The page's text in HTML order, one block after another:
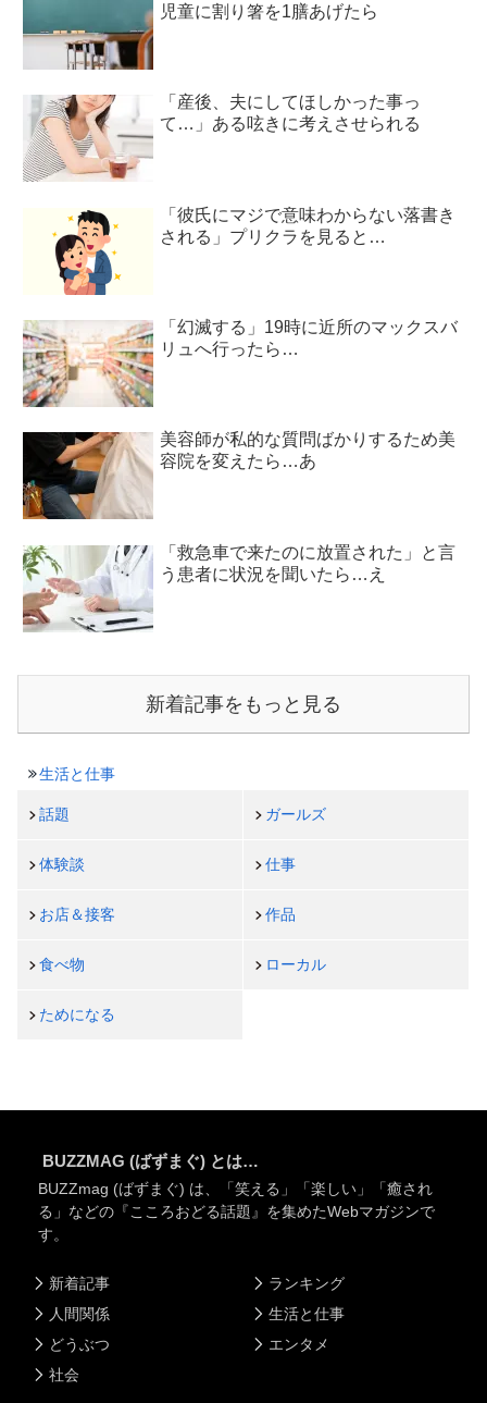
児童に割り箸を1膳あげたら
「産後、夫にしてほしかった事っ
て…」ある呟きに考えさせられる
「彼氏にマジで意味わからない落書き
される」プリクラを見ると…
「幻滅する」19時に近所のマックスバ
リュへ行ったら…
美容師が私的な質問ばかりするため美
容院を変えたら…あ
「救急車で来たのに放置された」と言
う患者に状況を聞いたら…え
新着記事をもっと見る
生活と仕事
話題 ガールズ
体験談 仕事
お店＆接客 作品
食べ物 ローカル
ためになる
BUZZMAG (ばずまぐ) とは…
BUZZmag (ばずまぐ) は、「笑える」「楽しい」「癒され
る」などの『こころおどる話題』を集めたWebマガジンで
す。
新着記事
人間関係
どうぶつ
社会
ランキング
生活と仕事
エンタメ